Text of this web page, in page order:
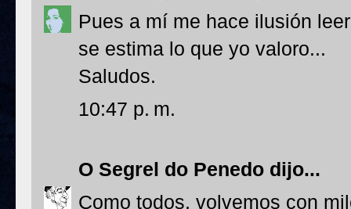
Pues a mí me hace ilusión
se estima lo que yo valoro...
Saludos.
10:47 p. m.
O Segrel do Penedo dijo...
Como todos, volvemos con